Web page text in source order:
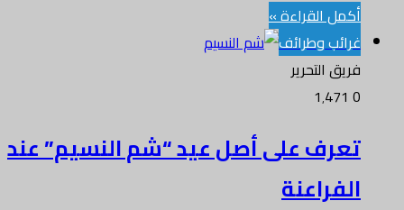
أكمل القراءة »
غرائب وطرائف
فريق التحرير
0
تعرف على أصل عيد “شم النسيم” عند
الفراعنة